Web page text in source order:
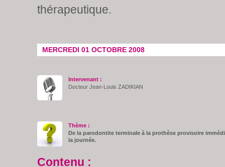
thérapeutique.
MERCREDI 01 OCTOBRE 2008
Intervenant :
Docteur Jean-Louis ZADIKIAN
Thème :
De la parodontite terminale à la prothèse provisoire
la journée.
Contenu :